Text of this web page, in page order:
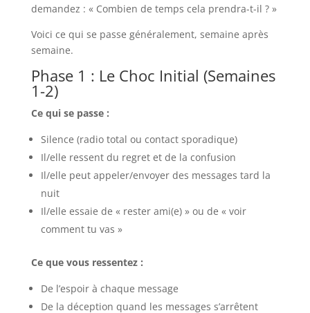
demandez : « Combien de temps cela prendra-t-il ? »
Voici ce qui se passe généralement, semaine après
semaine.
Phase 1 : Le Choc Initial (Semaines
1-2)
Ce qui se passe :
Silence (radio total ou contact sporadique)
Il/elle ressent du regret et de la confusion
Il/elle peut appeler/envoyer des messages tard la
nuit
Il/elle essaie de « rester ami(e) » ou de « voir
comment tu vas »
Ce que vous ressentez :
De l’espoir à chaque message
De la déception quand les messages s’arrêtent